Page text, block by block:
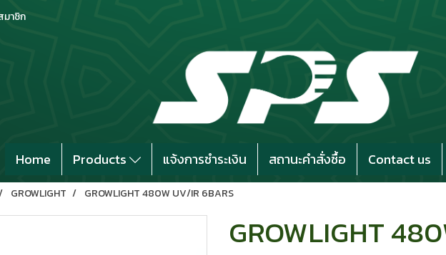
าชิก
Home Products แจ้งการชำระเงิน สถานะคำสั่งซื้อ Contact us
GROWLIGHT GROWLIGHT 480W UV/IR 6BARS
GROWLIGHT